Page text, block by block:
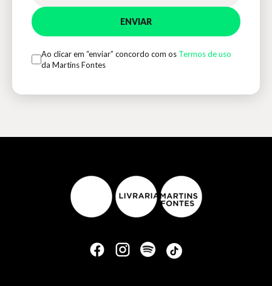
ENVIAR
Ao clicar em “enviar” concordo com os Termos de uso
da Martins Fontes